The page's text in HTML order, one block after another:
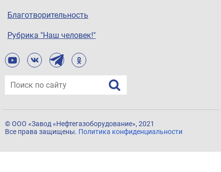
Благотворительность
Рубрика "Наш человек!"
© ООО «Завод «Нефтегазоборудование», 2021
Все права защищены. Политика конфиденциальности